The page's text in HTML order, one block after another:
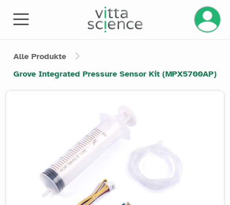
Ihr
Alle Produkte
Grove Integrated Pressure Sensor Kit (MPX5700AP)